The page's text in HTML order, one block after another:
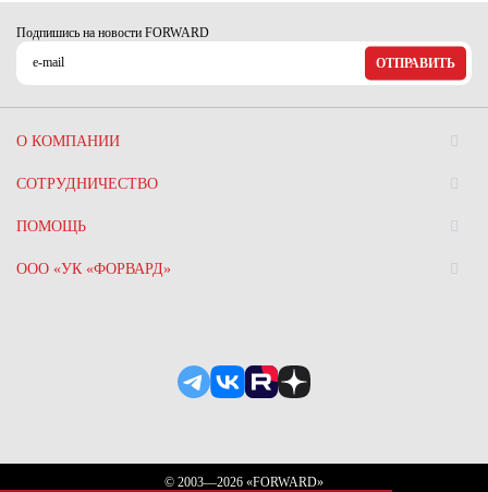
Подпишись на новости FORWARD
ОТПРАВИТЬ
О КОМПАНИИ
СОТРУДНИЧЕСТВО
ПОМОЩЬ
ООО «УК «ФОРВАРД»
© 2003—2026 «FORWARD»